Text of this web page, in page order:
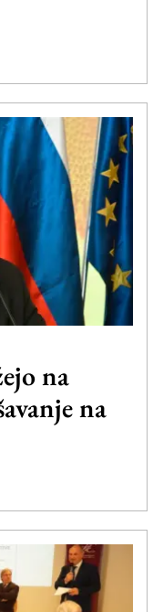
na
na